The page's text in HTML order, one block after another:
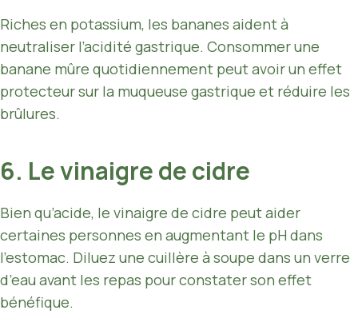
Riches en potassium, les bananes aident à
neutraliser l’acidité gastrique. Consommer une
banane mûre quotidiennement peut avoir un effet
protecteur sur la muqueuse gastrique et réduire les
brûlures.
6. Le vinaigre de cidre
Bien qu’acide, le vinaigre de cidre peut aider
certaines personnes en augmentant le pH dans
l’estomac. Diluez une cuillère à soupe dans un verre
d’eau avant les repas pour constater son effet
bénéfique.